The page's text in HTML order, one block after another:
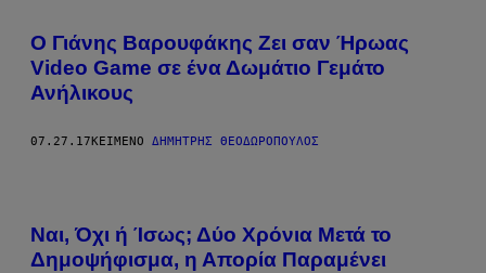
Ο Γιάνης Βαρουφάκης Ζει σαν Ήρωας
Video Game σε ένα Δωμάτιο Γεμάτο
Ανήλικους
07.27.17ΚΕΊΜΕΝΟ ΔΗΜΉΤΡΗΣ ΘΕΟΔΩΡΌΠΟΥΛΟΣ
Ναι, Όχι ή Ίσως; Δύο Χρόνια Μετά το
Δημοψήφισμα, η Απορία Παραμένει